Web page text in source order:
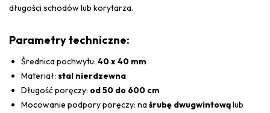
długości schodów lub korytarza.
Parametry techniczne:
Średnica pochwytu: 40 x 40 mm
Materiał: stal nierdzewna
Długość poręczy: od 50 do 600 cm
Mocowanie podpory poręczy: naśrubę dwugwintowąlub